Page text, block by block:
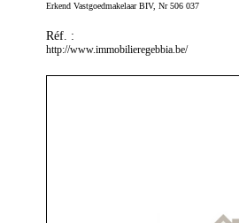
Erkend Vastgoedmakelaar BIV, Nr 506 037
Réf. :
http://www.immobilieregebbia.be/